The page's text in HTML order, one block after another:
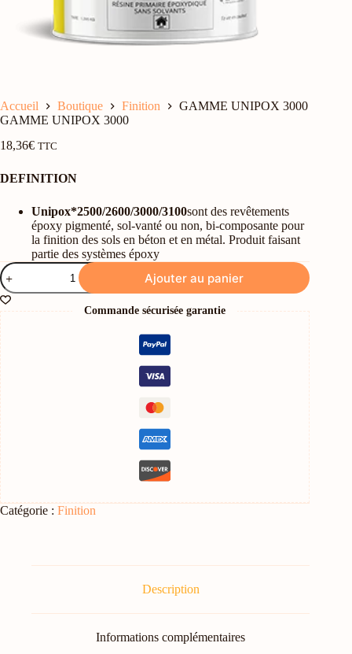
Accueil Boutique Finition
GAMME UNIPOX 3000
GAMME UNIPOX 3000
18,36€ TTC
DEFINITION
Unipox*2500/2600/3000/3100sont des revêtements
époxy pigmenté, sol-vanté ou non, bi-composante pour
la finition des sols en béton et en métal. Produit faisant
partie des systèmes époxy
quantité
de
GAMME
UNIPOX
3000
Ajouter au panier
Commande sécurisée garantie
Catégorie : Finition
Description
Informations complémentaires